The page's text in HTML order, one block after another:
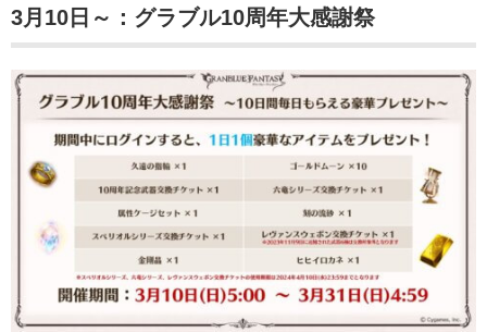
3月10日～：グラブル10周年大感謝祭